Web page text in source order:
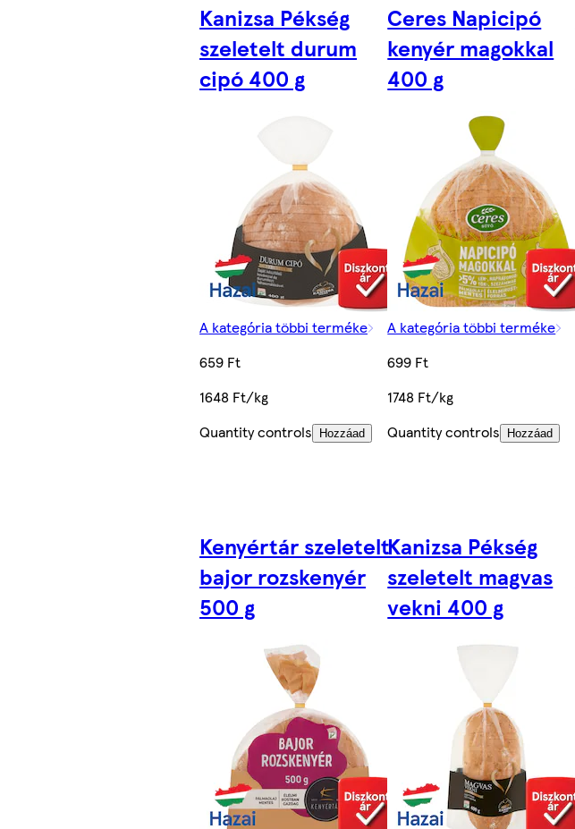
Kanizsa Pékség
szeletelt durum
cipó 400 g
A kategória többi terméke
659 Ft
1648 Ft/kg
Quantity controls
Hozzáad
Ceres Napicipó
kenyér magokkal
400 g
A kategória többi terméke
699 Ft
1748 Ft/kg
Quantity controls
Hozzáad
Kenyértár szeletelt
bajor rozskenyér
500 g
Kanizsa Pékség
szeletelt magvas
vekni 400 g